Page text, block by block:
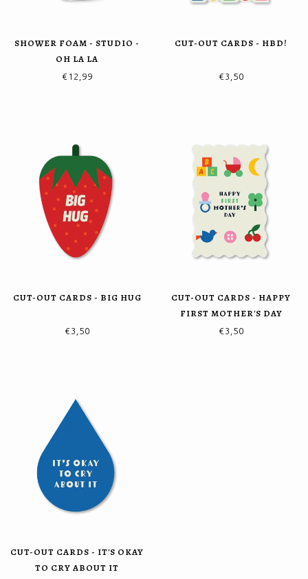
SHOWER FOAM - STUDIO -
OH LA LA
€12,99
CUT-OUT CARDS - HBD!
€3,50
CUT-OUT CARDS - BIG HUG
€3,50
CUT-OUT CARDS - HAPPY
FIRST MOTHER'S DAY
€3,50
CUT-OUT CARDS - IT'S OKAY
TO CRY ABOUT IT